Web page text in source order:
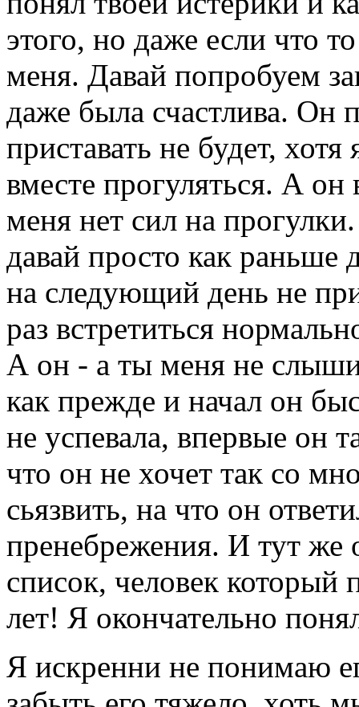
этого, но даже если что
меня. Давай попробуем
даже была счастлива. Он
приставать не будет,
вместе прогуляться. А он
меня нет сил на
давай просто как раньше
на следующий день не
раз встретиться
А он - а ты меня не
как прежде и начал он
не успевала, впервые он
что он не хочет так со
сьязвить, на что он
пренебрежения. И тут же
список, человек
лет! Я окончательно
Я искренни не понимаю